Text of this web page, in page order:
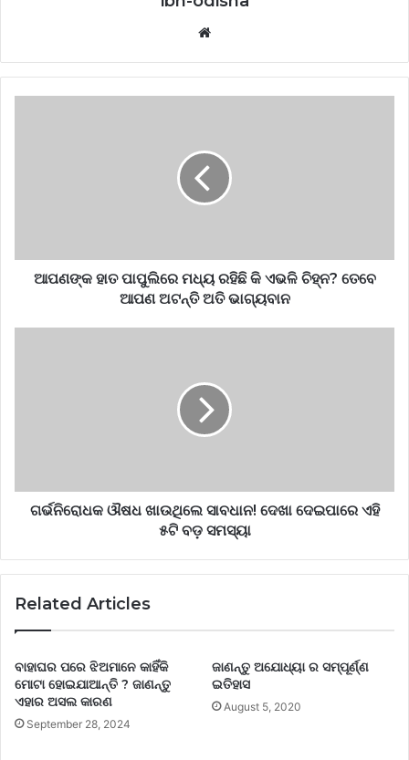
Website
ଆପଣଙ୍କ ହାତ ପାପୁଲିରେ ମଧ୍ୟ ରହିଛି କି ଏଭଳି ଚିହ୍ନ? ତେବେ
ଆପଣ ଅଟନ୍ତି ଅତି ଭାଗ୍ୟବାନ
ଗର୍ଭନିରୋଧକ ଔଷଧ ଖାଉଥିଲେ ସାବଧାନ! ଦେଖା ଦେଇପାରେ ଏହି
୫ଟି ବଡ଼ ସମସ୍ୟା
Related Articles
ବାହାଘର ପରେ ଝିଅମାନେ କାହିଁକି
ମୋଟା ହୋଇଯାଆନ୍ତି ? ଜାଣନ୍ତୁ
ଏହାର ଅସଲ କାରଣ
September 28, 2024
ଜାଣନ୍ତୁ ଅଯୋଧ୍ୟା ର ସମ୍ପୂର୍ଣ୍ଣ
ଇତିହାସ
August 5, 2020